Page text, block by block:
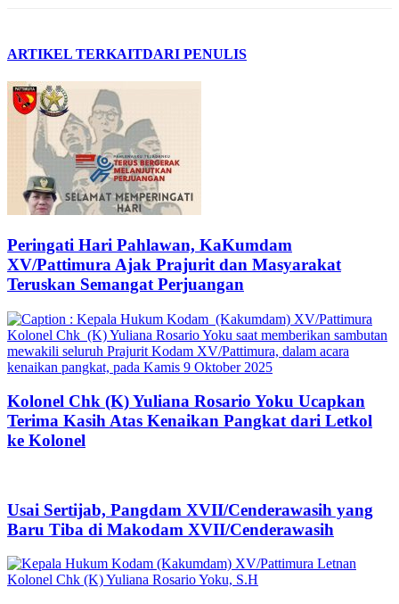
ARTIKEL TERKAITDARI PENULIS
Peringati Hari Pahlawan, KaKumdam
XV/Pattimura Ajak Prajurit dan Masyarakat
Teruskan Semangat Perjuangan
Kolonel Chk (K) Yuliana Rosario Yoku Ucapkan
Terima Kasih Atas Kenaikan Pangkat dari Letkol
ke Kolonel
Usai Sertijab, Pangdam XVII/Cenderawasih yang
Baru Tiba di Makodam XVII/Cenderawasih